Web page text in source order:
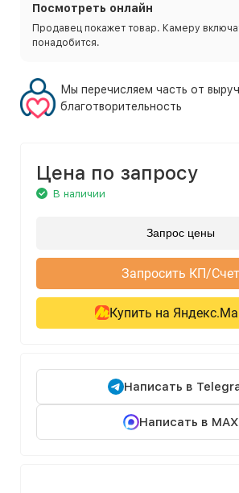
Посмотреть онлайн
Продавец покажет товар. Камеру
понадобится.
Мы перечисляем часть от
благотворительность
Цена по запросу
В наличии
Запрос цены
Запросить КП/Счет
Купить на
Написать в
Написать в MAX